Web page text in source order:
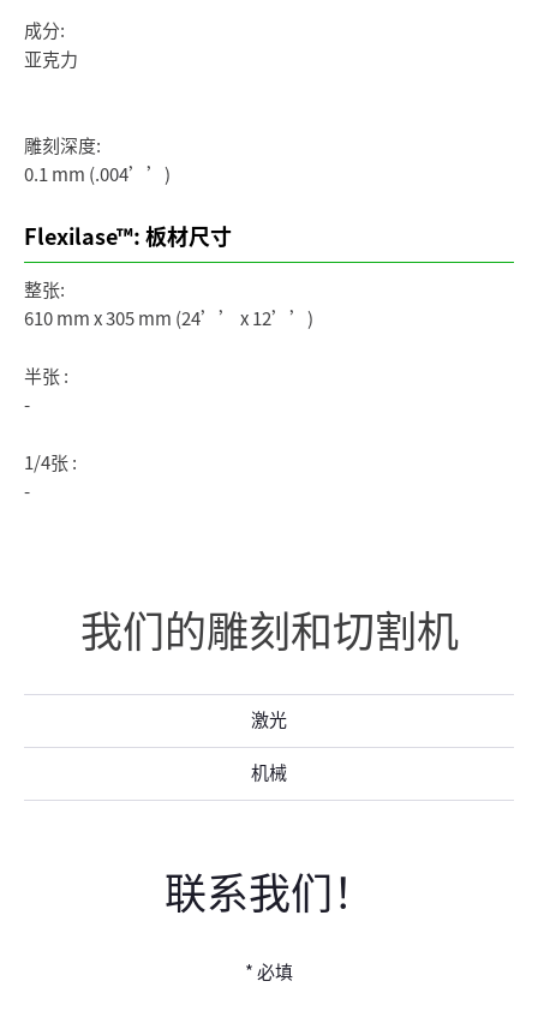
成分:
亚克力
雕刻深度:
0.1 mm (.004’’)
Flexilase™: 板材尺寸
整张:
610 mm x 305 mm (24’’ x 12’’)
半张 :
-
1/4张 :
-
我们的雕刻和切割机
激光
机械
联系我们！
* 必填